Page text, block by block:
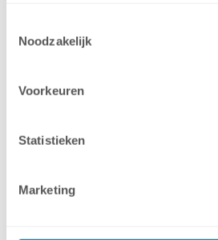
Noodzakelijk
Voorkeuren
Statistieken
Marketing
spreken om je voertuig te